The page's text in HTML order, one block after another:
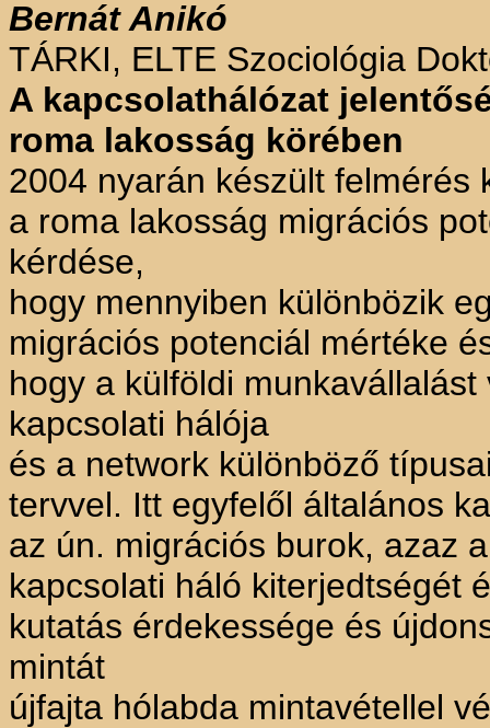
Bernát Anikó
TÁRKI, ELTE Szociológia
A kapcsolathálózat
roma lakosság körében
2004 nyarán készült felmérés
a roma lakosság migrációs
kérdése,
hogy mennyiben különbözik
migrációs potenciál mértéke
hogy a külföldi
kapcsolati hálója
és a network különböző
tervvel. Itt egyfelől általános
az ún. migrációs burok, azaz
kapcsolati háló kiterjedtségét
kutatás érdekessége és
mintát
újfajta hólabda mintavétellel